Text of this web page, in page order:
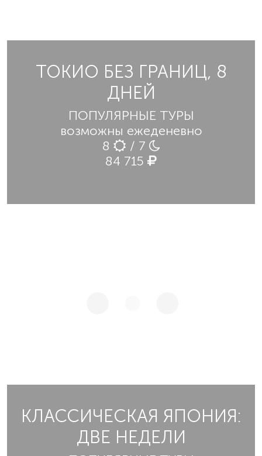
ТОКИО БЕЗ ГРАНИЦ, 8
ДНЕЙ
ПОПУЛЯРНЫЕ ТУРЫ
возможны ежеденевно
8
/ 7
84 715
КЛАССИЧЕСКАЯ ЯПОНИЯ:
ДВЕ НЕДЕЛИ